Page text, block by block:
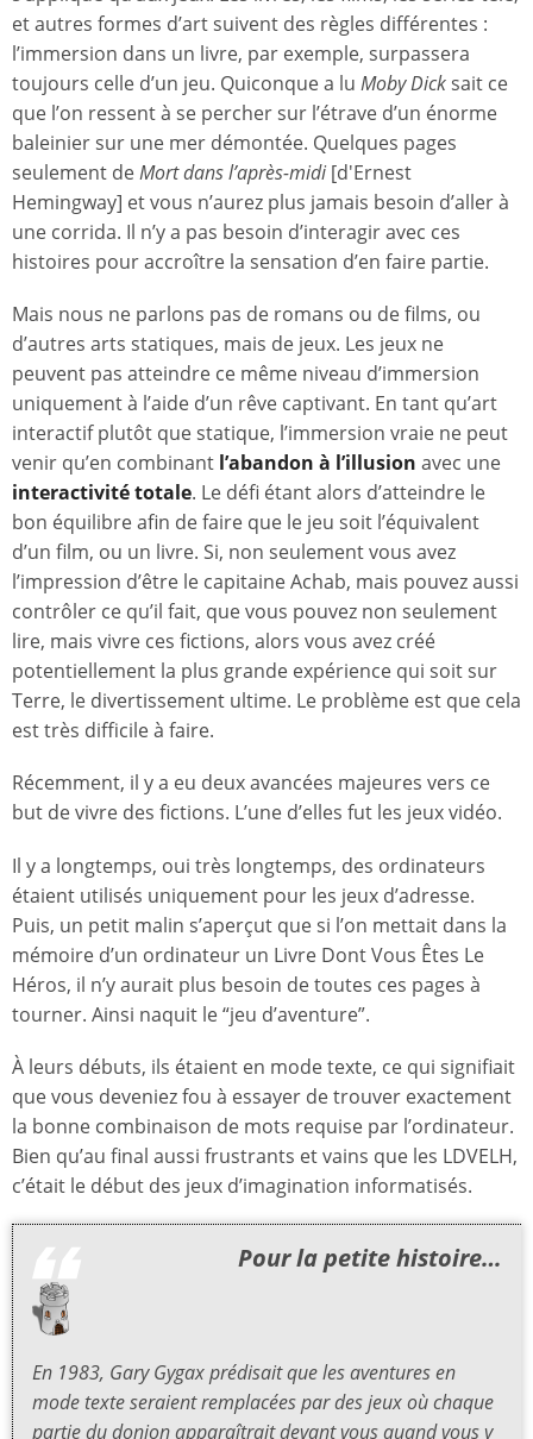
et autres formes d’art suivent des règles différentes :
l’immersion dans un livre, par exemple, surpassera
toujours celle d’un jeu. Quiconque a lu Moby Dicksait ce
que l’on ressent à se percher sur l’étrave d’un énorme
baleinier sur une mer démontée. Quelques pages
seulement deMort dans l’après-midi[d'Ernest
Hemingway] et vous n’aurez plus jamais besoin d’aller à
une corrida. Il n’y a pas besoin d’interagir avec ces
histoires pour accroître la sensation d’en faire partie.
Mais nous ne parlons pas de romans ou de films, ou
d’autres arts statiques, mais de jeux. Les jeux ne
peuvent pas atteindre ce même niveau d’immersion
uniquement à l’aide d’un rêve captivant. En tant qu’art
interactif plutôt que statique, l’immersion vraie ne peut
venir qu’en combinant l’abandon à l’illusion avec une
interactivité totale. Le défi étant alors d’atteindre le
bon équilibre afin de faire que le jeu soit l’équivalent
d’un film, ou un livre. Si, non seulement vous avez
l’impression d’être le capitaine Achab, mais pouvez aussi
contrôler ce qu’il fait, que vous pouvez non seulement
lire, mais vivre ces fictions, alors vous avez créé
potentiellement la plus grande expérience qui soit sur
Terre, le divertissement ultime. Le problème est que cela
est très difficile à faire.
Récemment, il y a eu deux avancées majeures vers ce
but de vivre des fictions. L’une d’elles fut les jeux vidéo.
Il y a longtemps, oui très longtemps, des ordinateurs
étaient utilisés uniquement pour les jeux d’adresse.
Puis, un petit malin s’aperçut que si l’on mettait dans la
mémoire d’un ordinateur un Livre Dont Vous Êtes Le
Héros, il n’y aurait plus besoin de toutes ces pages à
tourner. Ainsi naquit le “jeu d’aventure”.
À leurs débuts, ils étaient en mode texte, ce qui signifiait
que vous deveniez fou à essayer de trouver exactement
la bonne combinaison de mots requise par l’ordinateur.
Bien qu’au final aussi frustrants et vains que les LDVELH,
c’était le début des jeux d’imagination informatisés.
Pour la petite histoire…
En 1983, Gary Gygax prédisait que les aventures en
mode texte seraient remplacées par des jeux où chaque
partie du donjon apparaîtrait devant vous quand vous y